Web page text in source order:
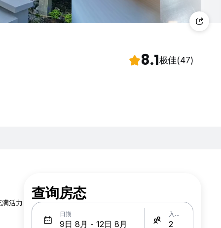
8.1极佳(47)
活力 查询房态
日期 入住人数